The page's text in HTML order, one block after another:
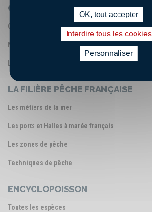
QUI SOMMES-NOUS ?
Qui sommes - nous ?
Nos engagements
Les chiffres clés
LA FILIÈRE PÊCHE FRANÇAISE
Les métiers de la mer
Les ports et Halles à marée français
Les zones de pêche
Techniques de pêche
ENCYCLOPOISSON
Toutes les espèces
OK, tout accepter
Interdire tous les cookies
Personnaliser